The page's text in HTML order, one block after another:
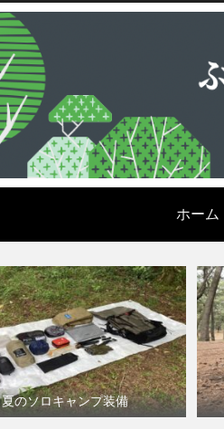
ホーム
夏のソロキャンプ装備